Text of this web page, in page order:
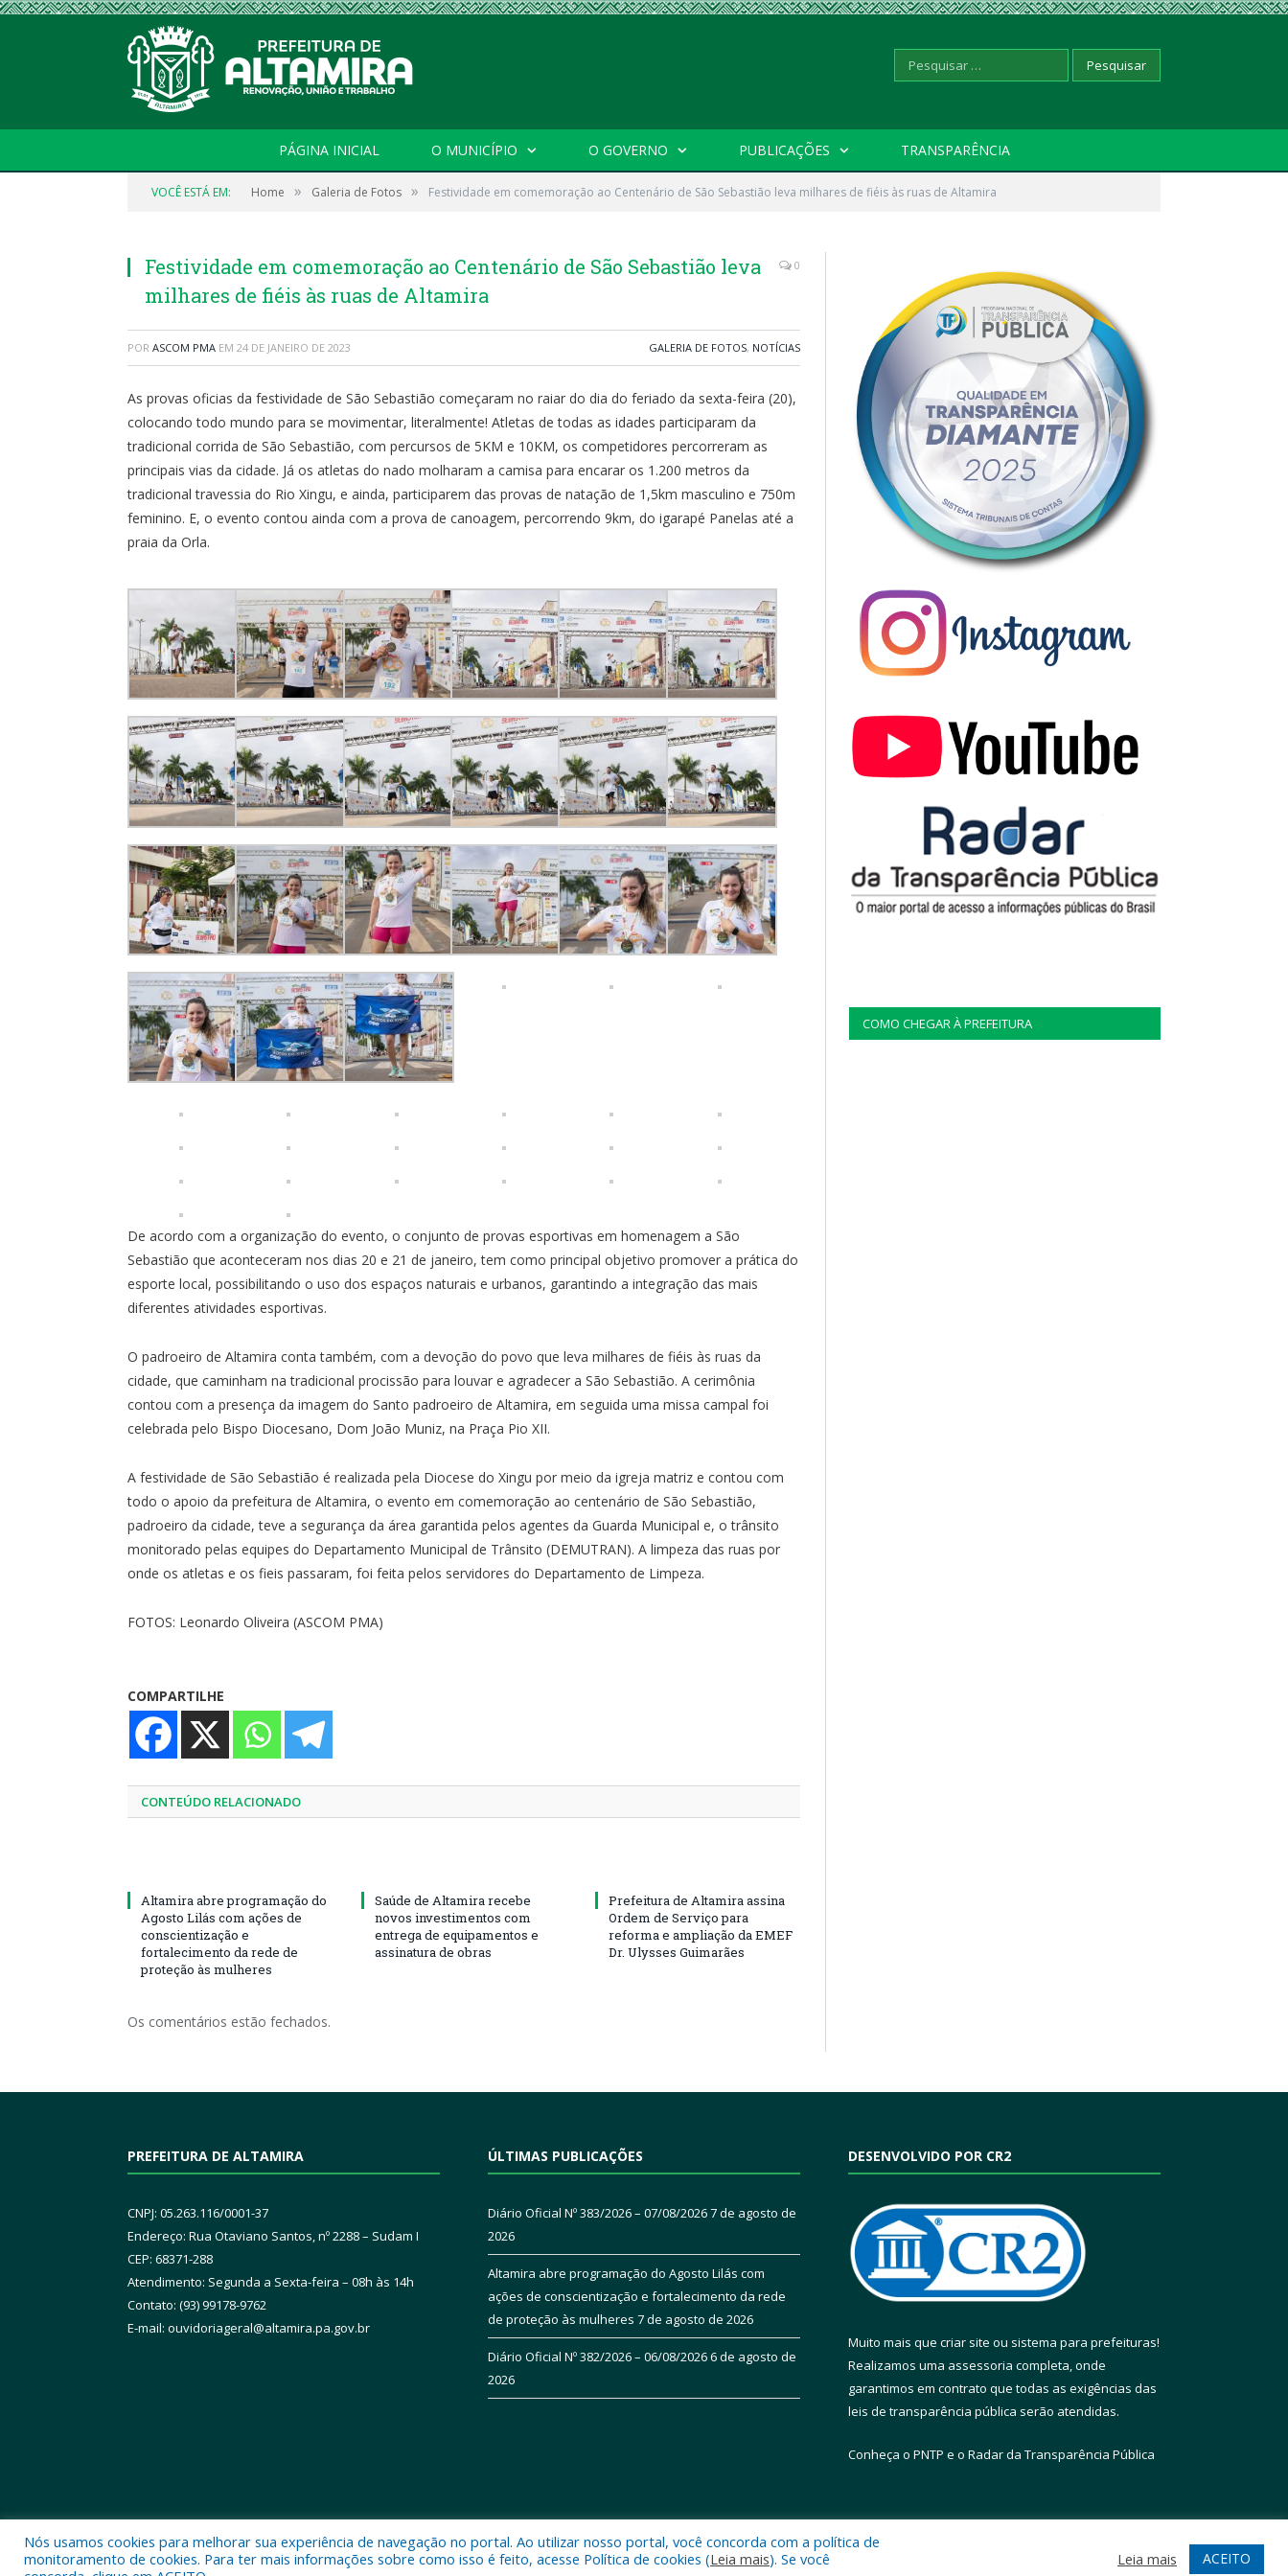
Pesquisar
por:
PÁGINA INICIAL O MUNICÍPIO O GOVERNO PUBLICAÇÕES TRANSPARÊNCIA
VOCÊ ESTÁ EM: Home » Galeria de Fotos » Festividade em comemoração ao Centenário de São Sebastião leva milhares de fiéis às ruas de Altamira
Festividade em comemoração ao Centenário de São Sebastião leva
milhares de fiéis às ruas de Altamira
0
POR ASCOM PMA EM 24 DE JANEIRO DE 2023 GALERIA DE FOTOS, NOTÍCIAS
As provas oficias da festividade de São Sebastião começaram no raiar do dia do feriado da sexta-feira (20),
colocando todo mundo para se movimentar, literalmente! Atletas de todas as idades participaram da
tradicional corrida de São Sebastião, com percursos de 5KM e 10KM, os competidores percorreram as
principais vias da cidade. Já os atletas do nado molharam a camisa para encarar os 1.200 metros da
tradicional travessia do Rio Xingu, e ainda, participarem das provas de natação de 1,5km masculino e 750m
feminino. E, o evento contou ainda com a prova de canoagem, percorrendo 9km, do igarapé Panelas até a
praia da Orla.
De acordo com a organização do evento, o conjunto de provas esportivas em homenagem a São
Sebastião que aconteceram nos dias 20 e 21 de janeiro, tem como principal objetivo promover a prática do
esporte local, possibilitando o uso dos espaços naturais e urbanos, garantindo a integração das mais
diferentes atividades esportivas.
O padroeiro de Altamira conta também, com a devoção do povo que leva milhares de fiéis às ruas da
cidade, que caminham na tradicional procissão para louvar e agradecer a São Sebastião. A cerimônia
contou com a presença da imagem do Santo padroeiro de Altamira, em seguida uma missa campal foi
celebrada pelo Bispo Diocesano, Dom João Muniz, na Praça Pio XII.
A festividade de São Sebastião é realizada pela Diocese do Xingu por meio da igreja matriz e contou com
todo o apoio da prefeitura de Altamira, o evento em comemoração ao centenário de São Sebastião,
padroeiro da cidade, teve a segurança da área garantida pelos agentes da Guarda Municipal e, o trânsito
monitorado pelas equipes do Departamento Municipal de Trânsito (DEMUTRAN). A limpeza das ruas por
onde os atletas e os fieis passaram, foi feita pelos servidores do Departamento de Limpeza.
FOTOS: Leonardo Oliveira (ASCOM PMA)
COMPARTILHE
CONTEÚDO RELACIONADO
Altamira abre programação do
Agosto Lilás com ações de
conscientização e
fortalecimento da rede de
proteção às mulheres
Saúde de Altamira recebe
novos investimentos com
entrega de equipamentos e
assinatura de obras
Prefeitura de Altamira assina
Ordem de Serviço para
reforma e ampliação da EMEF
Dr. Ulysses Guimarães
Os comentários estão fechados.
COMO CHEGAR À PREFEITURA
PREFEITURA DE ALTAMIRA
CNPJ: 05.263.116/0001-37
Endereço: Rua Otaviano Santos, nº 2288 – Sudam I
CEP: 68371-288
Atendimento: Segunda a Sexta-feira – 08h às 14h
Contato: (93) 99178-9762
E-mail: ouvidoriageral@altamira.pa.gov.br
ÚLTIMAS PUBLICAÇÕES
Diário Oficial Nº 383/2026 – 07/08/20267 de agosto de
2026
Altamira abre programação do Agosto Lilás com
ações de conscientização e fortalecimento da rede
de proteção às mulheres 7 de agosto de 2026
Diário Oficial Nº 382/2026 – 06/08/20266 de agosto de
2026
DESENVOLVIDO POR CR2
Muito mais que criar site ou sistema para prefeituras!
Realizamos uma assessoria completa, onde
garantimos em contrato que todas as exigências das
leis de transparência pública serão atendidas.
Conheça o PNTP e o Radar da Transparência Pública
Todos os direitos reservados a Prefeitura Municipal de Altamira. Mapa do Site Acessar Webmail
Nós usamos cookies para melhorar sua experiência de navegação no portal. Ao utilizar nosso portal, você concorda com a política de
monitoramento de cookies. Para ter mais informações sobre como isso é feito, acesse Política de cookies (Leia mais). Se você
Leia mais ACEITO